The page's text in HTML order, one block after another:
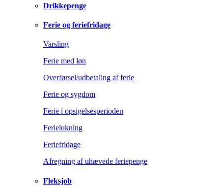
Drikkepenge
Ferie og feriefridage
Varsling
Ferie med løn
Overførsel/udbetaling af ferie
Ferie og sygdom
Ferie i opsigelsesperioden
Ferielukning
Feriefridage
Afregning af uhævede feriepenge
Fleksjob